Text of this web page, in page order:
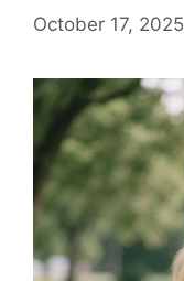
October 17, 2025